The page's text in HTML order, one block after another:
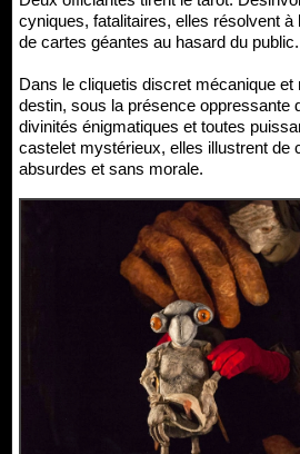
cyniques, fatalitaires, elles résolvent
de cartes géantes au hasard du public.
Dans le cliquetis discret mécanique et
destin, sous la présence oppressante
divinités énigmatiques et toutes
castelet mystérieux, elles illustrent de
absurdes et sans morale.